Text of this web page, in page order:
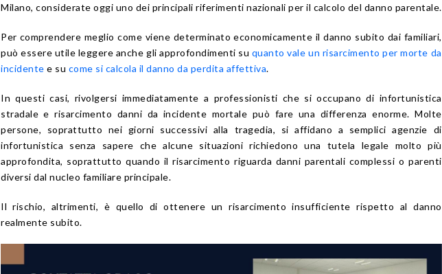
Milano, considerate oggi uno dei principali riferimenti nazionali per il calcolo del danno parentale.
Per comprendere meglio come viene determinato economicamente il danno subito dai familiari,
può essere utile leggere anche gli approfondimenti su quanto vale un risarcimento per morte da
incidente e su come si calcola il danno da perdita affettiva.
In questi casi, rivolgersi immediatamente a professionisti che si occupano di infortunistica
stradale e risarcimento danni da incidente mortale può fare una differenza enorme. Molte
persone, soprattutto nei giorni successivi alla tragedia, si affidano a semplici agenzie di
infortunistica senza sapere che alcune situazioni richiedono una tutela legale molto più
approfondita, soprattutto quando il risarcimento riguarda danni parentali complessi o parenti
diversi dal nucleo familiare principale.
Il rischio, altrimenti, è quello di ottenere un risarcimento insufficiente rispetto al danno
realmente subito.